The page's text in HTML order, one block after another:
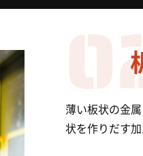
薄い板状の金
状を作りだす